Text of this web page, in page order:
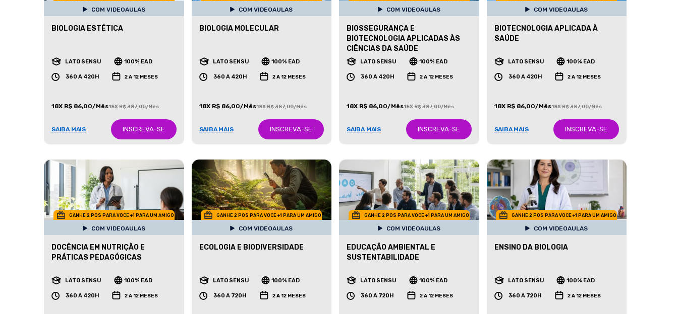
COM VIDEOAULAS
BIOLOGIA ESTÉTICA
LATO SENSU 100% EAD
360 A 420H 2 A 12 MESES
18X R$ 86,00/Mês18X R$ 387,00/Mês
SAIBA MAIS INSCREVA-SE
COM VIDEOAULAS
BIOLOGIA MOLECULAR
LATO SENSU 100% EAD
360 A 420H 2 A 12 MESES
18X R$ 86,00/Mês18X R$ 387,00/Mês
SAIBA MAIS INSCREVA-SE
COM VIDEOAULAS
BIOSSEGURANÇA E
BIOTECNOLOGIA APLICADAS ÀS
CIÊNCIAS DA SAÚDE
LATO SENSU 100% EAD
360 A 420H 2 A 12 MESES
18X R$ 86,00/Mês18X R$ 387,00/Mês
SAIBA MAIS INSCREVA-SE
COM VIDEOAULAS
BIOTECNOLOGIA APLICADA À
SAÚDE
LATO SENSU 100% EAD
360 A 420H 2 A 12 MESES
18X R$ 86,00/Mês18X R$ 387,00/Mês
SAIBA MAIS INSCREVA-SE
GANHE 2 POS PARA VOCE +1 PARA UM AMIGO
COM VIDEOAULAS
DOCÊNCIA EM NUTRIÇÃO E
PRÁTICAS PEDAGÓGICAS
LATO SENSU 100% EAD
360 A 420H 2 A 12 MESES
GANHE 2 POS PARA VOCE +1 PARA UM AMIGO
COM VIDEOAULAS
ECOLOGIA E BIODIVERSIDADE
LATO SENSU 100% EAD
360 A 720H 2 A 12 MESES
GANHE 2 POS PARA VOCE +1 PARA UM AMIGO
COM VIDEOAULAS
EDUCAÇÃO AMBIENTAL E
SUSTENTABILIDADE
LATO SENSU 100% EAD
360 A 720H 2 A 12 MESES
GANHE 2 POS PARA VOCE +1 PARA UM AMIGO
COM VIDEOAULAS
ENSINO DA BIOLOGIA
LATO SENSU 100% EAD
360 A 720H 2 A 12 MESES